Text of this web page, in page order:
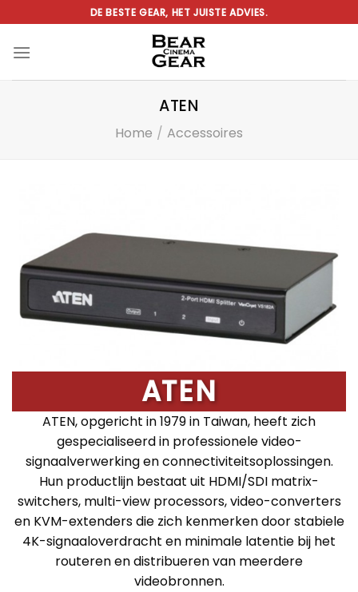
naar
inhoud
DE BESTE GEAR, HET JUISTE ADVIES.
ATEN
Home / Accessoires
ATEN
ATEN, opgericht in 1979 in Taiwan, heeft zich
gespecialiseerd in professionele video-
signaalverwerking en connectiviteitsoplossingen.
Hun productlijn bestaat uit HDMI/SDI matrix-
switchers, multi-view processors, video-converters
en KVM-extenders die zich kenmerken door stabiele
4K-signaaloverdracht en minimale latentie bij het
routeren en distribueren van meerdere
videobronnen.